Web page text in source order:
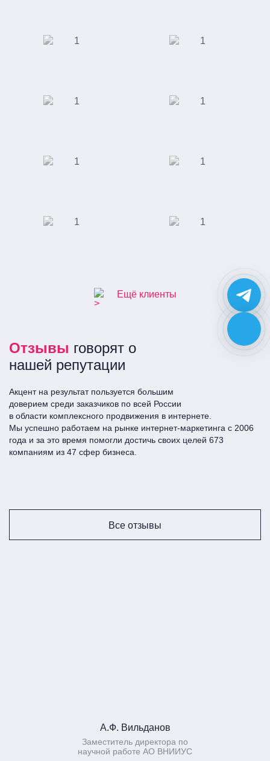
Ещё клиенты
Отзывы говорят о
нашей репутации
Акцент на результат пользуется большим
доверием среди заказчиков по всей Росcии
в области комплексного продвижения в интернете.
Мы успешно работаем на рынке интернет-маркетинга с 2006
года и за это время помогли достичь своих целей 673
компаниям из 47 сфер бизнеса.
Все отзывы
А.Ф. Вильданов
Заместитель директора по
научной работе АО ВНИИУС